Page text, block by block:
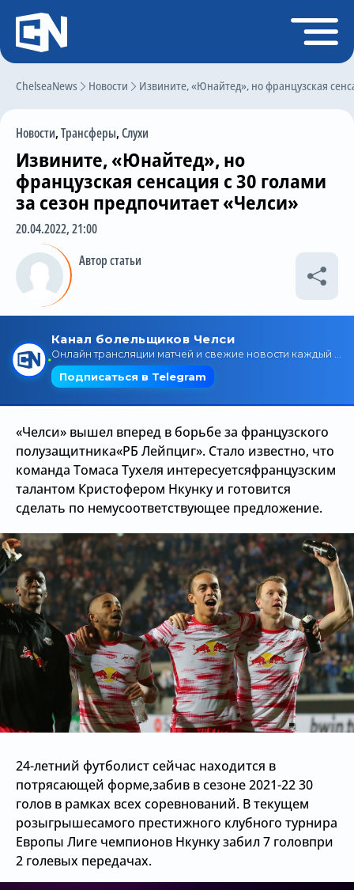
ChelseaNews Новости Извините, «Юнайтед», но французская
Новости,Трансферы,Слухи
Извините, «Юнайтед», но
французская сенсация с 30 голами
за сезон предпочитает «Челси»
20.04.2022, 21:00
Автор статьи
«Челси» вышел вперед в борьбе за французского
полузащитника«РБ Лейпциг». Стало известно, что
команда Томаса Тухеля интересуетсяфранцузским
талантом Кристофером Нкунку и готовится
сделать по немусоответствующее предложение.
24-летний футболист сейчас находится в
потрясающей форме,забив в сезоне 2021-22 30
голов в рамках всех соревнований. В текущем
розыгрышесамого престижного клубного турнира
Европы Лиге чемпионов Нкунку забил 7 головпри
2 голевых передачах.
Регистрация
Главная
Чат
Трансферы
Слухи
История Челси
Статистика
Календарь игр
Поиск по сайту
Трансляции
О сайте
Контакты